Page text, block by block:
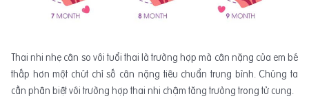
Thai nhi nhẹ cân so với tuổi thai là trường hợp mà cân nặng của em bé
thấp hơn một chút chỉ số cân nặng tiêu chuẩn trung bình. Chúng ta
cần phân biệt với trường hợp thai nhi chậm tăng trưởng trong tử cung.